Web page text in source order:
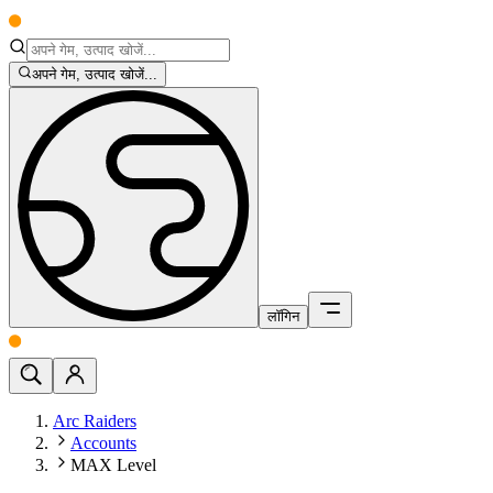
अपने गेम, उत्पाद खोजें...
लॉगिन
Arc Raiders
Accounts
MAX Level